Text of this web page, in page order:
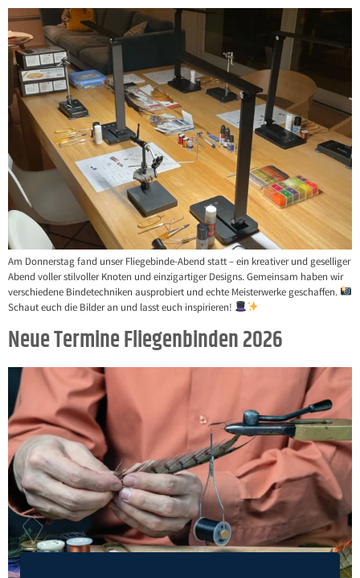
Am Donnerstag fand unser Fliegebinde-Abend statt – ein kreativer und geselliger
Abend voller stilvoller Knoten und einzigartiger Designs. Gemeinsam haben wir
verschiedene Bindetechniken ausprobiert und echte Meisterwerke geschaffen.
Schaut euch die Bilder an und lasst euch inspirieren!
Neue Termine Fliegenbinden 2026